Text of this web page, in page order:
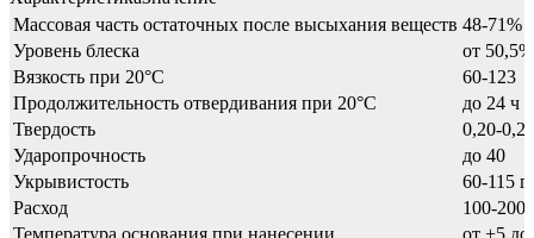
Массовая часть остаточных после высыхания веществ 48-71%
Уровень блеска
от 50,5%
Вязкость при 20°C
60-123
Продолжительность отвердивания при 20°C
до 24 ч
Твердость
0,20-0,25
Ударопрочность
до 40
Укрывистость
60-115
Расход
100-200
Температура основания при нанесении
от +5 до